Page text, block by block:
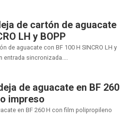
de cartón de aguacate
LH y BOPP
de aguacate con BF 100 H SINCRO LH y
entrada sincronizada....
de aguacate en BF 260
impreso
en BF 260 H con film polipropileno